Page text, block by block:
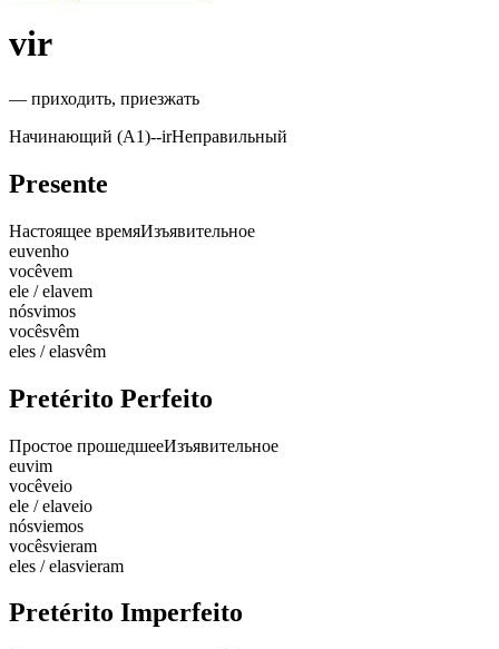
vir
— приходить, приезжать
Начинающий (A1)--irНеправильный
Presente
Настоящее времяИзъявительное
euvenho
vocêvem
ele / elavem
nósvimos
vocêsvêm
eles / elasvêm
Pretérito Perfeito
Простое прошедшееИзъявительное
euvim
vocêveio
ele / elaveio
nósviemos
vocêsvieram
eles / elasvieram
Pretérito Imperfeito